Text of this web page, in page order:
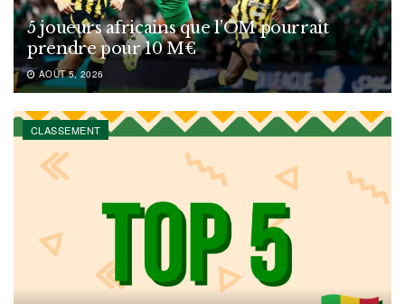
5 joueurs africains que l’OM pourrait
prendre pour 10 M€
AOÛT 5, 2026
CLASSEMENT